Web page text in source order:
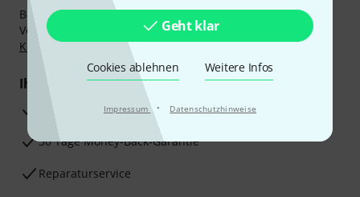
Geht klar
Cookies ablehnen Weitere Infos
Impressum · Datenschutzhinweise
Bezahlen Sie vertraulich und sicher per Nachnahme,
Vorkasse, PayPal, Amazon Pay,Klarna Sofort bezahlen ,
Klarna Ratenzahlungoder Kreditkarte.
Ihre Vorteile
3 Jahre Thomann Garantie
30 Tage Money-Back-Garantie
Reparaturservice